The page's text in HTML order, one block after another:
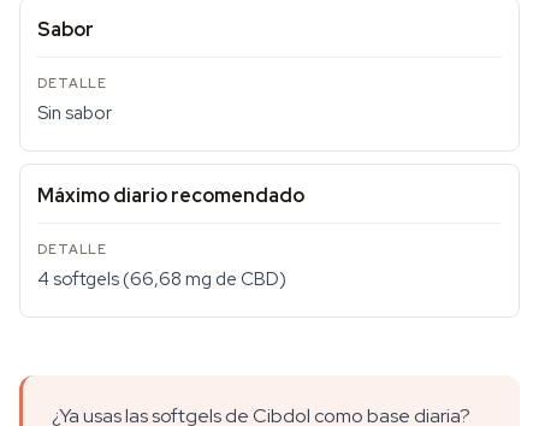
Sabor
Sin sabor
Máximo diario recomendado
4 softgels (66,68 mg de CBD)
¿Ya usas las softgels de Cibdol como base diaria?